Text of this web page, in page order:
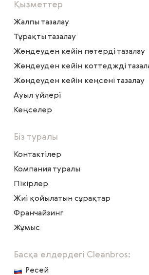
Қызметтер
Жалпы тазалау
Тұрақты тазалау
Жөндеуден кейін пәтерді тазалау
Жөндеуден кейін коттеджді
Жөндеуден кейін кеңсені тазалау
Ауыл үйлері
Кеңселер
Біз туралы
Контактілер
Компания туралы
Пікірлер
Жиі қойылатын сұрақтар
Франчайзинг
Жұмыс
Басқа елдердегі Cleanbros:
Ресей